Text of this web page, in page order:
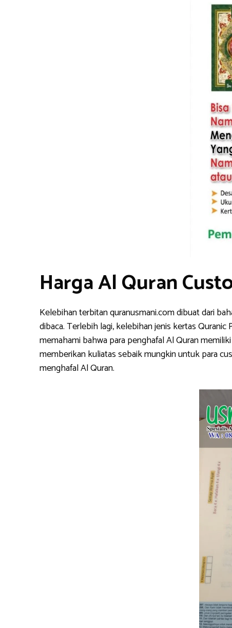
Harga Al Quran
Kelebihan terbitan quranusmani.com dibuat dari
dibaca. Terlebih lagi, kelebihan jenis kertas
memahami bahwa para penghafal Al Quran
memberikan kuliatas sebaik mungkin untuk para
menghafal Al Quran.